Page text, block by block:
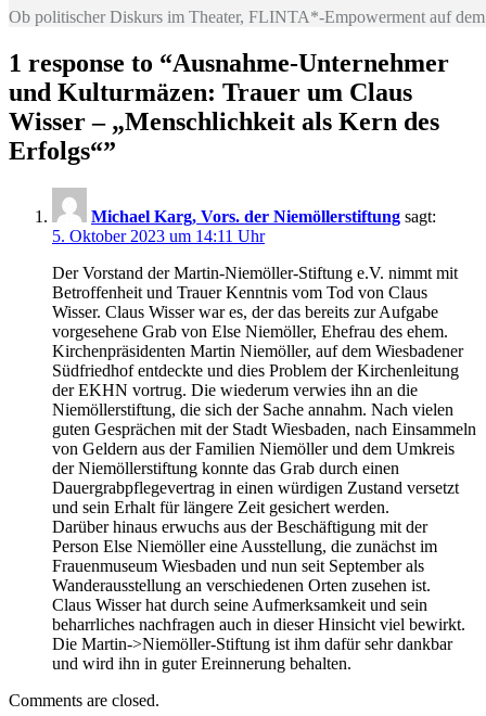
Ob politischer Diskurs im Theater, FLINTA*-Empowerment auf
1 response to “Ausnahme-Unternehmer
und Kulturmäzen: Trauer um Claus
Wisser – „Menschlichkeit als Kern des
Erfolgs“”
Michael Karg, Vors. der Niemöllerstiftung sagt:
5. Oktober 2023 um 14:11 Uhr
Der Vorstand der Martin-Niemöller-Stiftung e.V. nimmt mit
Betroffenheit und Trauer Kenntnis vom Tod von Claus
Wisser. Claus Wisser war es, der das bereits zur Aufgabe
vorgesehene Grab von Else Niemöller, Ehefrau des ehem.
Kirchenpräsidenten Martin Niemöller, auf dem Wiesbadener
Südfriedhof entdeckte und dies Problem der Kirchenleitung
der EKHN vortrug. Die wiederum verwies ihn an die
Niemöllerstiftung, die sich der Sache annahm. Nach vielen
guten Gesprächen mit der Stadt Wiesbaden, nach Einsammeln
von Geldern aus der Familien Niemöller und dem Umkreis
der Niemöllerstiftung konnte das Grab durch einen
Dauergrabpflegevertrag in einen würdigen Zustand versetzt
und sein Erhalt für längere Zeit gesichert werden.
Darüber hinaus erwuchs aus der Beschäftigung mit der
Person Else Niemöller eine Ausstellung, die zunächst im
Frauenmuseum Wiesbaden und nun seit September als
Wanderausstellung an verschiedenen Orten zusehen ist.
Claus Wisser hat durch seine Aufmerksamkeit und sein
beharrliches nachfragen auch in dieser Hinsicht viel bewirkt.
Die Martin->Niemöller-Stiftung ist ihm dafür sehr dankbar
und wird ihn in guter Ereinnerung behalten.
Comments are closed.